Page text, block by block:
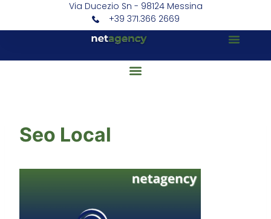
Via Ducezio Sn - 98124 Messina
+39 371.366 2669
Seo Local